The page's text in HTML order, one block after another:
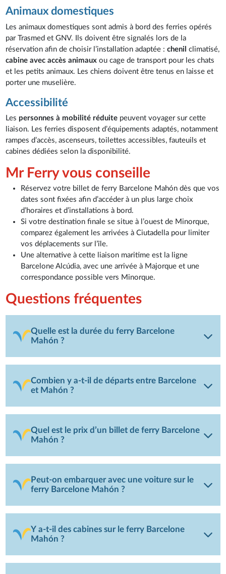
Animaux domestiques
Les animaux domestiques sont admis à bord des ferries opérés
par Trasmed et GNV. Ils doivent être signalés lors de la
réservation afin de choisir l’installation adaptée :chenilclimatisé,
cabine avec accès animaux ou cage de transport pour les chats
et les petits animaux. Les chiens doivent être tenus en laisse et
porter une muselière.
Accessibilité
Les personnes à mobilité réduite peuvent voyager sur cette
liaison. Les ferries disposent d’équipements adaptés, notamment
rampes d’accès, ascenseurs, toilettes accessibles, fauteuils et
cabines dédiées selon la disponibilité.
Mr Ferry vous conseille
Réservez votre billet de ferry Barcelone Mahón dès que vos
dates sont fixées afin d’accéder à un plus large choix
d’horaires et d’installations à bord.
Si votre destination finale se situe à l’ouest de Minorque,
comparez également les arrivées à Ciutadella pour limiter
vos déplacements sur l’île.
Une alternative à cette liaison maritime est la ligne
Barcelone Alcúdia, avec une arrivée à Majorque et une
correspondance possible vers Minorque.
Questions fréquentes
Quelle est la durée du ferry Barcelone
Mahón ?
Combien y a-t-il de départs entre Barcelone
et Mahón ?
Quel est le prix d’un billet de ferry Barcelone
Mahón ?
Peut-on embarquer avec une voiture sur le
ferry Barcelone Mahón ?
Y a-t-il des cabines sur le ferry Barcelone
Mahón ?